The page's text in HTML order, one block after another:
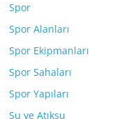
Spor
Spor Alanları
Spor Ekipmanları
Spor Sahaları
Spor Yapıları
Su ve Atıksu